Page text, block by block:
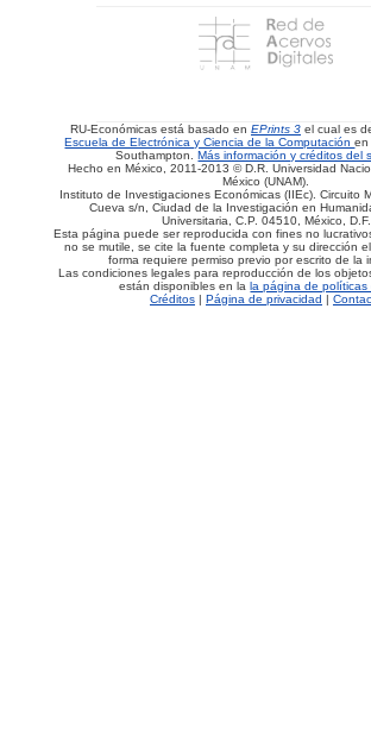
RU-Económicas está basado en EPrints 3 el cual es
Escuela de Electrónica y Ciencia de la Computaciónen
Southampton.Más información y créditos del
Hecho en México, 2011-2013 © D.R. Universidad
México (UNAM).
Instituto de Investigaciones Económicas (IIEc). Circuito
Cueva s/n, Ciudad de la Investigación en
Universitaria, C.P. 04510, México, D.F.
Esta página puede ser reproducida con fines no
no se mutile, se cite la fuente completa y su dirección
forma requiere permiso previo por escrito de la
Las condiciones legales para reproducción de los
están disponibles en lala página de políticas
Créditos| Página de privacidad |